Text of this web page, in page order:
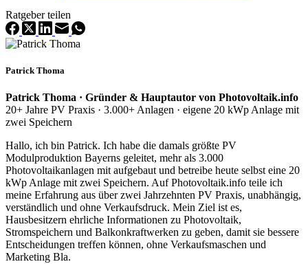
Ratgeber teilen
Patrick Thoma
Patrick Thoma · Gründer & Hauptautor von Photovoltaik.info
20+ Jahre PV Praxis · 3.000+ Anlagen · eigene 20 kWp Anlage mit
zwei Speichern
Hallo, ich bin Patrick. Ich habe die damals größte PV
Modulproduktion Bayerns geleitet, mehr als 3.000
Photovoltaikanlagen mit aufgebaut und betreibe heute selbst eine 20
kWp Anlage mit zwei Speichern. Auf Photovoltaik.info teile ich
meine Erfahrung aus über zwei Jahrzehnten PV Praxis, unabhängig,
verständlich und ohne Verkaufsdruck. Mein Ziel ist es,
Hausbesitzern ehrliche Informationen zu Photovoltaik,
Stromspeichern und Balkonkraftwerken zu geben, damit sie bessere
Entscheidungen treffen können, ohne Verkaufsmaschen und
Marketing Bla.